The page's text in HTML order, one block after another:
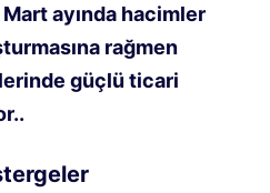
ayında hacimler
rağmen
güçlü ticari
.